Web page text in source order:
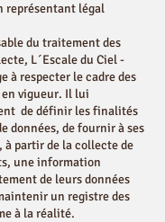
représentant légal
du traitement des
L´Escale du Ciel -
à respecter le cadre des
vigueur. Il lui
de définir les finalités
données, de fournir à ses
à partir de la collecte de
une information
de leurs données
un registre des
à la réalité.